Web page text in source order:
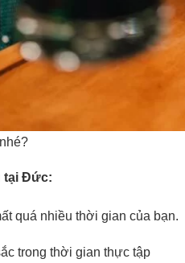
tại Đức:
quá nhiều thời gian của bạn.
trong thời gian thực tập